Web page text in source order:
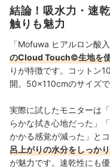
市山佳乃
結論！吸水力・速
触りも魅力
「Mofuwa ヒアルロン酸
のCloud Touch©生地を
りが特徴です。コットン
開。50×110cmのサイズ
実際に試したモニターは
らかな拭き心地だった」
かかる感覚が減った」と
呂上がりの水分をしっか
が魅力です。速乾性にも